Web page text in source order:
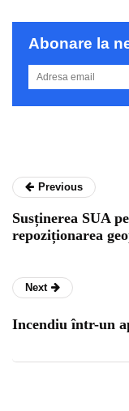
Abonare la
Previous
Susținerea SUA
repoziționarea
Next
Incendiu într-un